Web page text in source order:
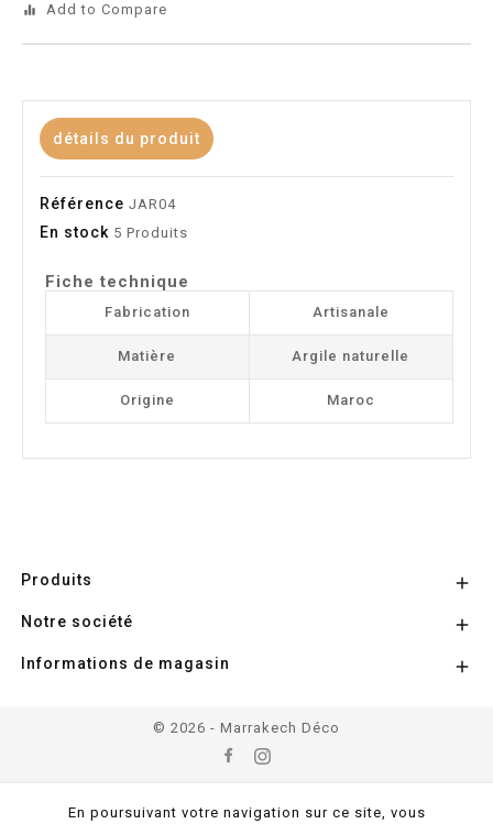
equalizer Add to Compare
détails du produit
Référence JAR04
En stock 5 Produits
Fiche technique
Fabrication Artisanale
Matière Argile naturelle
Origine Maroc
Produits 
Notre société 
Informations de magasin 
© 2026 - Marrakech Déco
En poursuivant votre navigation sur ce site, vous